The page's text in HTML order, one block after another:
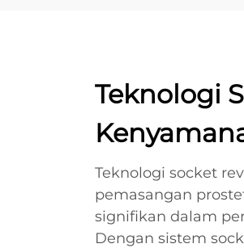
Teknologi
Teknologi socket
pemasangan
signifikan dalam
Dengan sistem